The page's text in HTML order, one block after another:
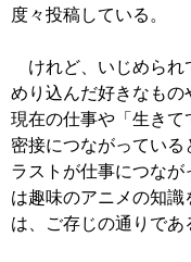
度々投稿している。
けれど、いじめられ
めり込んだ好きなもの
現在の仕事や「生きて
密接につながっている
ラストが仕事につな
は趣味のアニメの知
は、ご存じの通りであ